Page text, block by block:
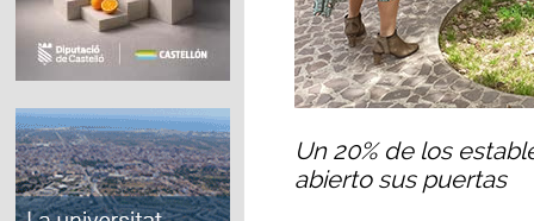
Un 20% de los
abierto sus puertas